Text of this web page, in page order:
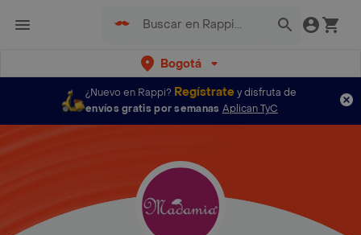
Bogotá
¿Nuevo en Rappi? Regístratey disfruta de
envíos gratis por semanas Aplican TyC